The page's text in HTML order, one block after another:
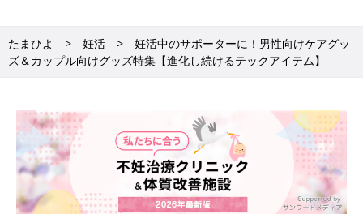
たまひよ 妊活
妊活中のサポーターに！男性向けケアグッ
ズ＆カップル向けグッズ特集【進化し続けるテックアイテム】